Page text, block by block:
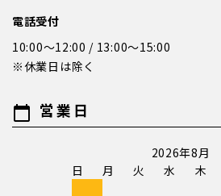
電話受付
10:00～12:00 / 13:00～15:00
※休業日は除く
calendar_today 営業日
2026年8月
日
月 火 水 木